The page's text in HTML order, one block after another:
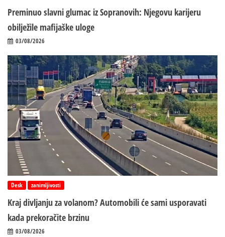
Preminuo slavni glumac iz Sopranovih: Njegovu karijeru
obilježile mafijaške uloge
03/08/2026
Desk zanimljivosti
Kraj divljanju za volanom? Automobili će sami usporavati
kada prekoračite brzinu
03/08/2026